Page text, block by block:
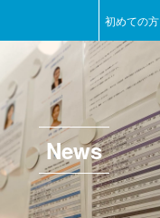
初めての方
News